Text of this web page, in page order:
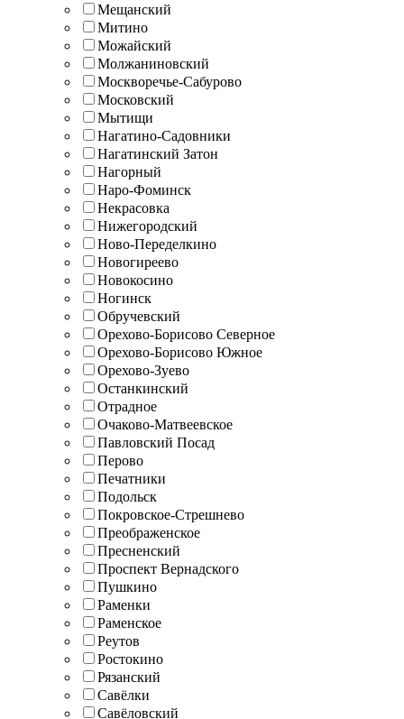
Мещанский
Митино
Можайский
Молжаниновский
Москворечье-Сабурово
Московский
Мытищи
Нагатино-Садовники
Нагатинский Затон
Нагорный
Наро-Фоминск
Некрасовка
Нижегородский
Ново-Переделкино
Новогиреево
Новокосино
Ногинск
Обручевский
Орехово-Борисово Северное
Орехово-Борисово Южное
Орехово-Зуево
Останкинский
Отрадное
Очаково-Матвеевское
Павловский Посад
Перово
Печатники
Подольск
Покровское-Стрешнево
Преображенское
Пресненский
Проспект Вернадского
Пушкино
Раменки
Раменское
Реутов
Ростокино
Рязанский
Савёлки
Савёловский